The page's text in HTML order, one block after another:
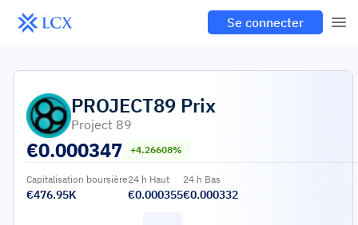
Se connecter
PROJECT89 Prix
Project 89
€0.000347 +4.26608%
Capitalisation boursière
€476.95K
24 h Haut
€0.000355
24 h Bas
€0.000332